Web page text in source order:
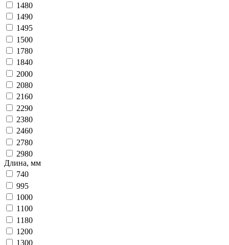
1480
1490
1495
1500
1780
1840
2000
2080
2160
2290
2380
2460
2780
2980
Длина, мм
740
995
1000
1100
1180
1200
1300